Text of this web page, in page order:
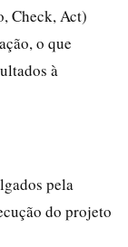
Check, Act)
o que
à
pela
do projeto